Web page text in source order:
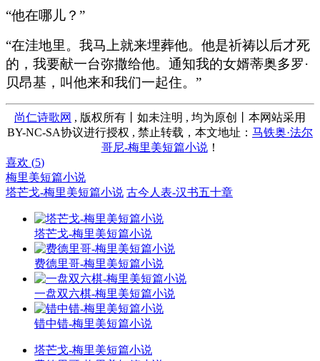
“他在哪儿？”
“在洼地里。我马上就来埋葬他。他是祈祷以后才死
的，我要献一台弥撒给他。通知我的女婿蒂奥多罗·
贝昂基，叫他来和我们一起住。”
尚仁诗歌网 , 版权所有丨如未注明 , 均为原创丨本网站采用
BY-NC-SA协议进行授权 , 禁止转载，本文地址： 马铁奥·法尔
哥尼-梅里美短篇小说！
喜欢 (5)
梅里美短篇小说
塔芒戈-梅里美短篇小说 古今人表-汉书五十章
塔芒戈-梅里美短篇小说
费德里哥-梅里美短篇小说
一盘双六棋-梅里美短篇小说
错中错-梅里美短篇小说
塔芒戈-梅里美短篇小说